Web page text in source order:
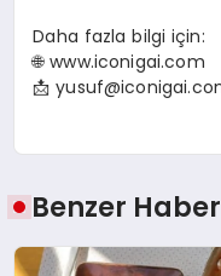
Daha fazla bilgi için:
🌐 www.iconigai.com
📩
Benzer